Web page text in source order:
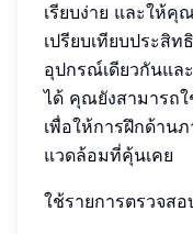
เรียบง่าย และให้
เปรียบเทียบประสิ
อุปกรณ์เดียวกันแล
ได้ คุณยังสามารถใ
เพื่อให้การฝึกด้าน
แวดล้อมที่คุ้นเคย
ใช้รายการตรวจส